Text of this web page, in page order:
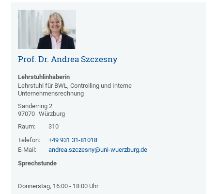
Prof. Dr. Andrea Szczesny
Lehrstuhlinhaberin
Lehrstuhl für BWL, Controlling und Interne
Unternehmensrechnung
Sanderring 2
97070 Würzburg
Raum:
310
Telefon:
+49 931 31-81018
E-Mail:
andrea.szczesny@uni-wuerzburg.de
Sprechstunde
Donnerstag, 16:00 - 18:00 Uhr